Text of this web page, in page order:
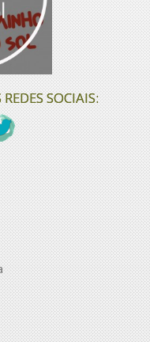
SOCIAIS: